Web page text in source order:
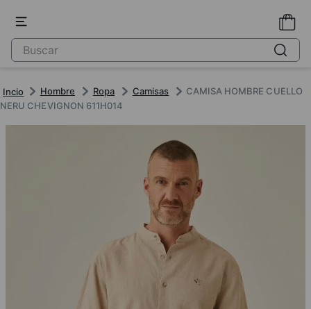
Hombre Ropa Camisas
CAMISA HOMBRE CUELLO
NERU CHEVIGNON 611H014